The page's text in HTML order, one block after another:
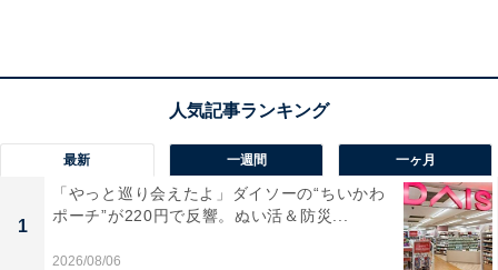
最新 一週間 一ヶ月
1
「やっと巡り会えたよ」ダイソーの“ちいかわ
ポーチ”が220円で反響。ぬい活＆防災...
2026/08/06